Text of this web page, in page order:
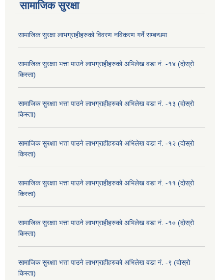
सामाजिक सुरक्षा
सामाजिक सुरक्षा लाभग्राहीहरुको विवरण नविकरण गर्ने सम्बन्धमा
सामाजिक सुरक्षाा भत्ता पाउने लाभग्राहीहरुको अभिलेख वडा नं. -१४ (दोस्रो
किस्ता)
सामाजिक सुरक्षाा भत्ता पाउने लाभग्राहीहरुको अभिलेख वडा नं. -१३ (दोस्रो
किस्ता)
सामाजिक सुरक्षाा भत्ता पाउने लाभग्राहीहरुको अभिलेख वडा नं. -१२ (दोस्रो
किस्ता)
सामाजिक सुरक्षाा भत्ता पाउने लाभग्राहीहरुको अभिलेख वडा नं. -११ (दोस्रो
किस्ता)
सामाजिक सुरक्षाा भत्ता पाउने लाभग्राहीहरुको अभिलेख वडा नं. -१० (दोस्रो
किस्ता)
सामाजिक सुरक्षाा भत्ता पाउने लाभग्राहीहरुको अभिलेख वडा नं. -९ (दोस्रो
किस्ता)